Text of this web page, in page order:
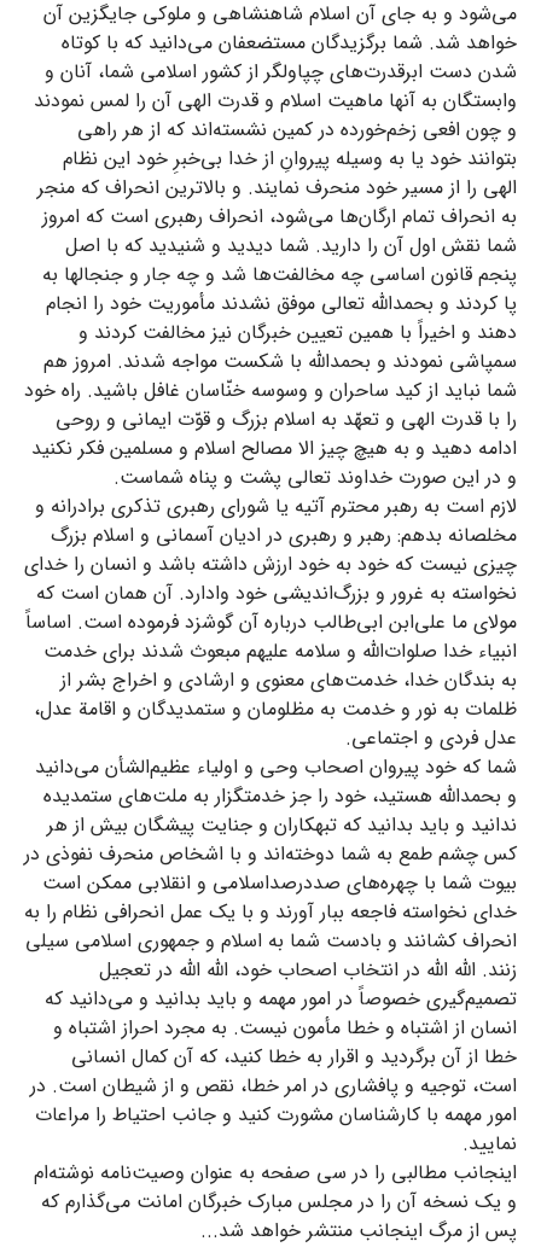
می‌شود و به جای آن اسلام شاهنشاهی و ملوکی جایگزین آن
خواهد شد. شما برگزیدگان مستضعفان می‌دانید که با کوتاه
شدن دست ابرقدرت‌های چپاولگر از کشور اسلامی شما، آنان و
وابستگان به آنها ماهیت اسلام و قدرت الهی آن را لمس نمودند
و چون افعی زخم‌خورده در کمین نشسته‌اند که از هر راهی
بتوانند خود یا به وسیله پیروانِ از خدا بی‌خبرِ خود این نظام
الهی را از مسیر خود منحرف نمایند. و بالاترین انحراف که منجر
به انحراف تمام ارگان‌ها می‌شود، انحراف رهبری است که امروز
شما نقش اول آن را دارید. شما دیدید و شنیدید که با اصل
پنجم قانون اساسی چه مخالفت‌ها شد و چه جار و جنجالها به
پا کردند و بحمدالله تعالی موفق نشدند مأموریت خود را انجام
دهند و اخیراً با همین تعیین خبرگان نیز مخالفت کردند و
سمپاشی نمودند و بحمدالله با شکست مواجه شدند. امروز هم
شما نباید از کید ساحران و وسوسه خنّاسان غافل باشید. راه خود
را با قدرت الهی و تعهّد به اسلام بزرگ و قوّت ایمانی و روحی
ادامه دهید و به هیچ چیز الا مصالح اسلام و مسلمین فکر نکنید
و در این صورت خداوند تعالی پشت و پناه شماست.
لازم است به رهبر محترم آتیه یا شورای رهبری تذکری برادرانه و
مخلصانه بدهم: رهبر و رهبری در ادیان آسمانی و اسلام بزرگ
چیزی نیست که خود به خود ارزش داشته باشد و انسان را خدای
نخواسته به غرور و بزرگ‌اندیشی خود وادارد. آن همان است که
مولای ما علی‌ابن ابی‌طالب درباره آن گوشزد فرموده است. اساساً
انبیاء خدا صلوات‌الله و سلامه علیهم مبعوث شدند برای خدمت
به بندگان خدا، خدمت‌های معنوی و ارشادی و اخراج بشر از
ظلمات به نور و خدمت به مظلومان و ستمدیدگان و اقامة عدل،
عدل فردی و اجتماعی.
شما که خود پیروان اصحاب وحی و اولیاء عظیم‌الشأن می‌دانید
و بحمدالله هستید، خود را جز خدمتگزار به ملت‌های ستمدیده
ندانید و باید بدانید که تبهکاران و جنایت‌ پیشگان بیش از هر
کس چشم طمع به شما دوخته‌اند و با اشخاص منحرف نفوذی در
بیوت شما با چهره‌های صددرصداسلامی و انقلابی ممکن است
خدای نخواسته فاجعه ببار آورند و با یک عمل انحرافی نظام را به
انحراف کشانند و بادست شما به اسلام و جمهوری اسلامی سیلی
زنند. الله الله در انتخاب اصحاب خود، الله الله در تعجیل
تصمیم‌گیری خصوصاً در امور مهمه و باید بدانید و می‌دانید که
انسان از اشتباه و خطا مأمون نیست. به مجرد احراز اشتباه و
خطا از آن برگردید و اقرار به خطا کنید، که آن کمال انسانی
است، توجیه و پافشاری در امر خطا، نقص و از شیطان است. در
امور مهمه با کارشناسان مشورت کنید و جانب احتیاط را مراعات
نمایید.
اینجانب مطالبی را در سی صفحه به عنوان وصیت‌نامه نوشته‌ام
و یک نسخه آن را در مجلس مبارک خبرگان امانت می‌گذارم که
پس از مرگ اینجانب منتشر خواهد شد...